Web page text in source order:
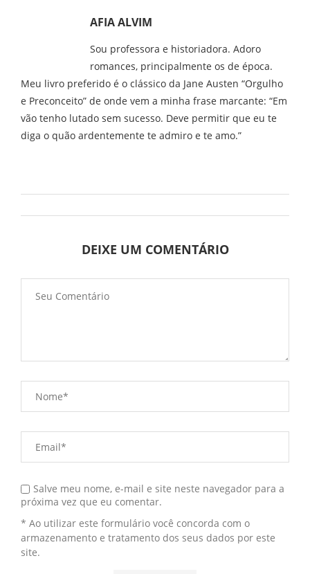
AFIA ALVIM
Sou professora e historiadora. Adoro
romances, principalmente os de época.
Meu livro preferido é o clássico da Jane Austen “Orgulho
e Preconceito” de onde vem a minha frase marcante: “Em
vão tenho lutado sem sucesso. Deve permitir que eu te
diga o quão ardentemente te admiro e te amo.”
DEIXE UM COMENTÁRIO
Salve meu nome, e-mail e site neste navegador para a
próxima vez que eu comentar.
* Ao utilizar este formulário você concorda com o
armazenamento e tratamento dos seus dados por este
site.